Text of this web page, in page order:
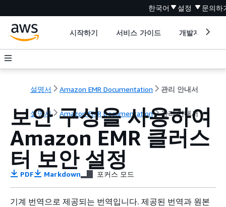
한국어 설정 문의하
시작하기 서비스 가이드 개발자 도구
설명서 Amazon EMR Documentation 관리 안내서
설명서 Amazon EMR Documentation 관리 안내서
보안 구성을 사용하여
Amazon EMR 클러스
터 보안 설정
PDF Markdown 포커스 모드
기계 번역으로 제공되는 번역입니다. 제공된 번역과 원본